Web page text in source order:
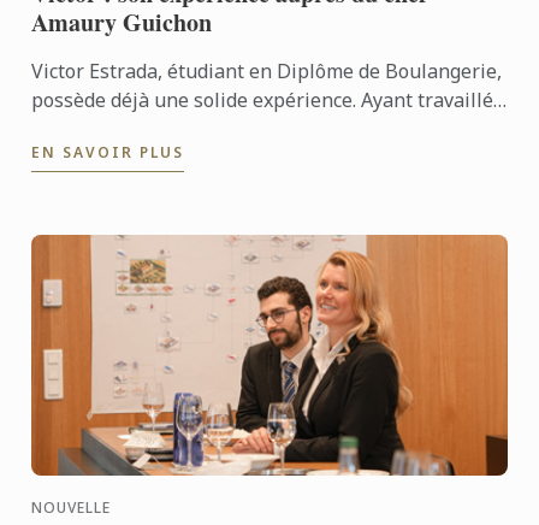
Amaury Guichon
Victor Estrada, étudiant en Diplôme de Boulangerie,
possède déjà une solide expérience. Ayant travaillé
collaboré avec ...
EN SAVOIR PLUS
NOUVELLE